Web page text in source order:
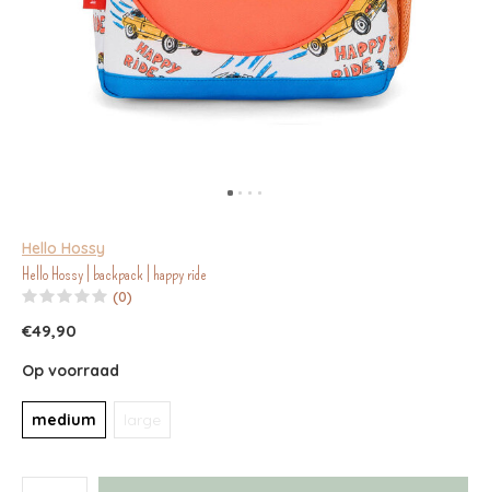
Hello Hossy
Hello Hossy | backpack | happy ride
(0)
€49,90
Op voorraad
medium large